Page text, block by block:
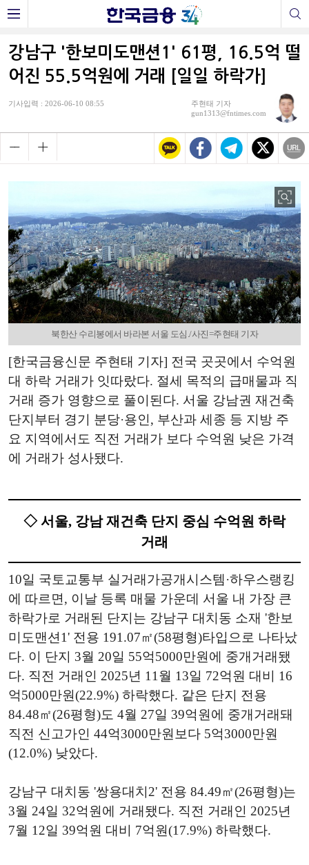
강남구 '한보미도맨션1' 61평, 16.5억 떨
어진 55.5억원에 거래 [일일 하락가]
기사입력 : 2026-06-10 08:55
주현태 기자
gun1313@fntimes.com
북한산 수리봉에서 바라본 서울 도심./사진=주현태 기자
[한국금융신문 주현태 기자] 전국 곳곳에서 수억원
대 하락 거래가 잇따랐다. 절세 목적의 급매물과 직
거래 증가 영향으로 풀이된다. 서울 강남권 재건축
단지부터 경기 분당·용인, 부산과 세종 등 지방 주
요 지역에서도 직전 거래가 보다 수억원 낮은 가격
에 거래가 성사됐다.
◇ 서울, 강남 재건축 단지 중심 수억원 하락
거래
10일 국토교통부 실거래가공개시스템·하우스랭킹
에 따르면, 이날 등록 매물 가운데 서울 내 가장 큰
하락가로 거래된 단지는 강남구 대치동 소재 '한보
미도맨션1' 전용 191.07㎡(58평형)타입으로 나타났
다. 이 단지 3월 20일 55억5000만원에 중개거래됐
다. 직전 거래인 2025년 11월 13일 72억원 대비 16
억5000만원(22.9%) 하락했다. 같은 단지 전용
84.48㎡(26평형)도 4월 27일 39억원에 중개거래돼
직전 신고가인 44억3000만원보다 5억3000만원
(12.0%) 낮았다.
강남구 대치동 '쌍용대치2' 전용 84.49㎡(26평형)는
3월 24일 32억원에 거래됐다. 직전 거래인 2025년
7월 12일 39억원 대비 7억원(17.9%) 하락했다.